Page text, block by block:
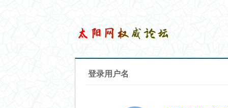
登录用户名